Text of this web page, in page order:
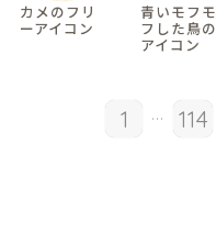
カメのフリ
ーアイコン
青いモフモ
フした鳥の
アイコン
1 ... 114